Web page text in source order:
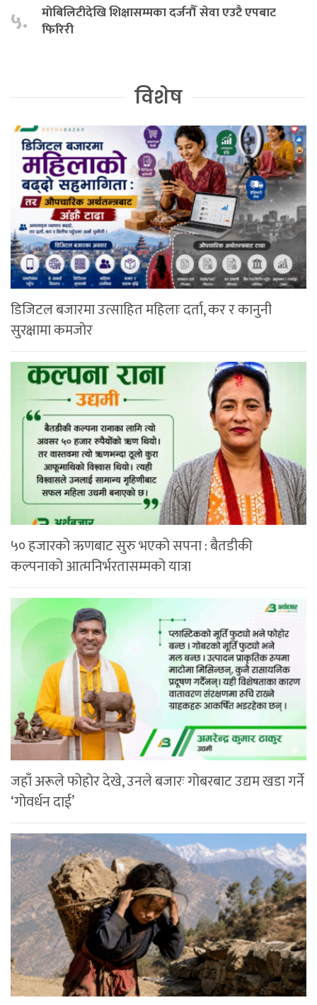
५.
मोबिलिटीदेखि शिक्षासम्मका दर्जनौँ सेवा एउटै एपबाट
फिरिरी
विशेष
डिजिटल बजारमा उत्साहित महिलाः दर्ता, कर र कानुनी
सुरक्षामा कमजोर
५० हजारको ऋणबाट सुरु भएको सपना : बैतडीकी
कल्पनाको आत्मनिर्भरतासम्मको यात्रा
जहाँ अरूले फोहोर देखे, उनले बजारः गोबरबाट उद्यम खडा गर्ने
‘गोवर्धन दाई’